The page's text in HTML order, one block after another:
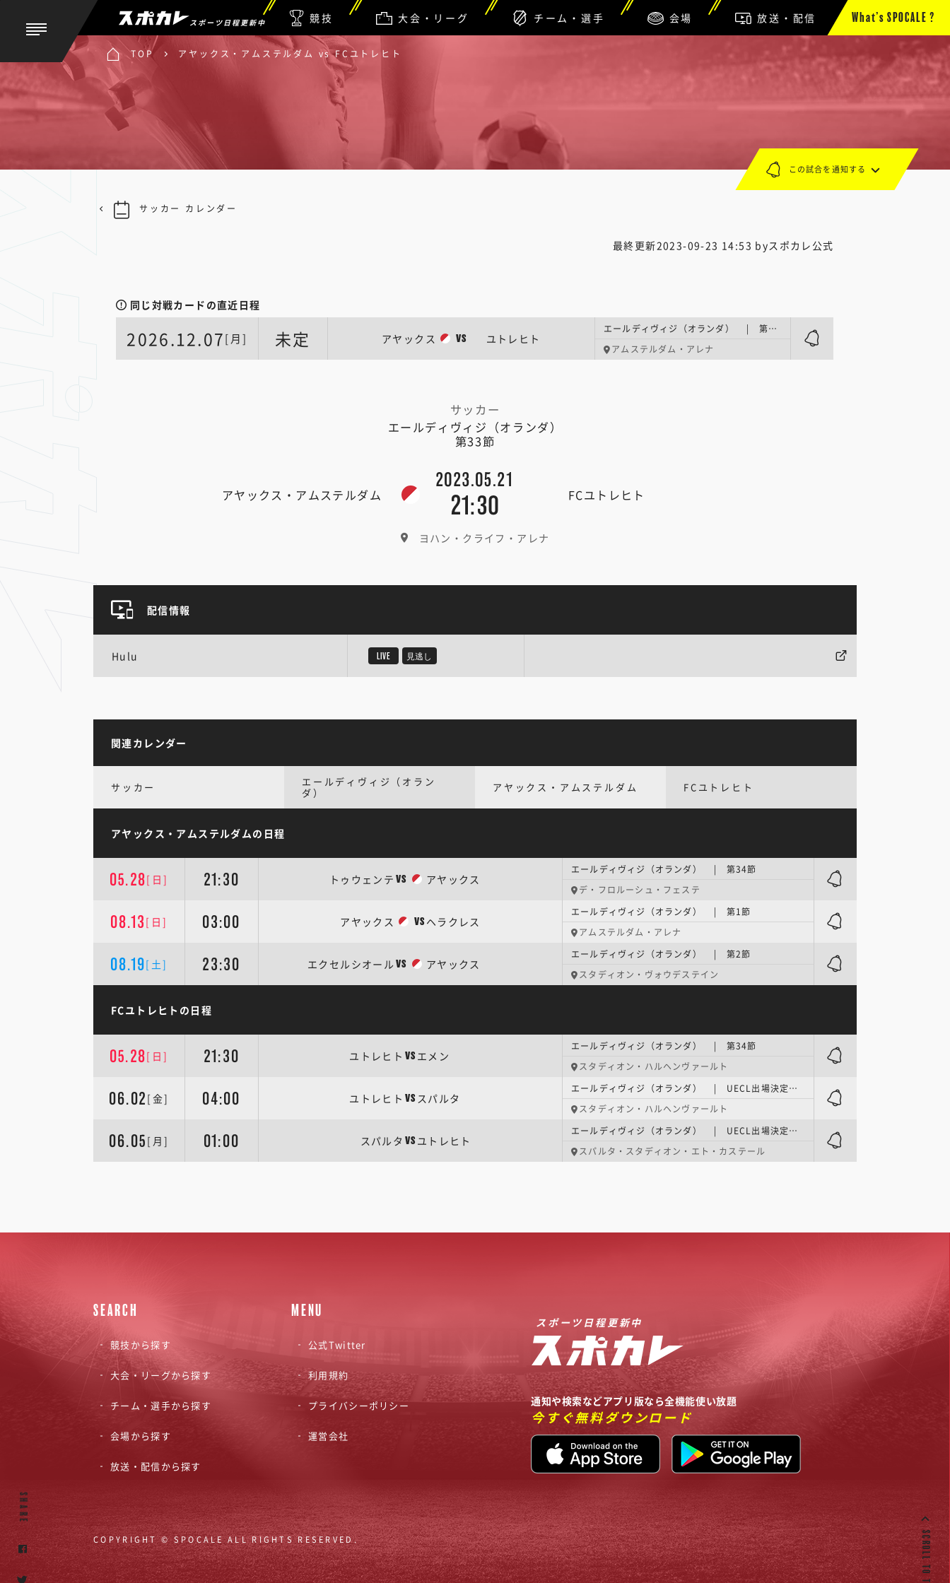
スポーツ日程更新中 競技 大会・リーグ チーム・選手 会場 放送・配信 What’s SPOCALE ?
TOP アヤックス・アムステルダム vs FCユトレヒト
最終更新2023-09-23 14:53 byスポカレ公式
同じ対戦カードの直近日程
2026.12.07[月] 未定 アヤックス VS ユトレヒト
エールディヴィジ（オランダ） | 第15節
アムステルダム・アレナ
サッカー
エールディヴィジ（オランダ）
第33節
アヤックス・アムステルダム
2023.05.21
21:30 FCユトレヒト
ヨハン・クライフ・アレナ
この試合を通知する
サッカー カレンダー
配信情報
Hulu LIVE 見逃し
関連カレンダー
サッカー
エールディヴィジ（オラン
ダ）
アヤックス・アムステルダム FCユトレヒト
アヤックス・アムステルダムの日程
05.28[日] 21:30 トゥウェンテ VS アヤックス
エールディヴィジ（オランダ） | 第34節
デ・フロルーシュ・フェステ
08.13 [日] 03:00 アヤックス VS ヘラクレス
エールディヴィジ（オランダ） | 第1節
アムステルダム・アレナ
08.19[土] 23:30 エクセルシオールVS アヤックス
エールディヴィジ（オランダ） | 第2節
スタディオン・ヴォウデステイン
FCユトレヒトの日程
05.28[日] 21:30 ユトレヒト VS エメン
エールディヴィジ（オランダ） | 第34節
スタディオン・ハルヘンヴァールト
06.02 [金] 04:00 ユトレヒト VS スパルタ
エールディヴィジ（オランダ） | UECL出場決定プレーオフ／準決勝 1stレグ
スタディオン・ハルヘンヴァールト
06.05 [月] 01:00 スパルタ VS ユトレヒト
エールディヴィジ（オランダ） | UECL出場決定プレーオフ／準決勝 2ndレグ
スパルタ・スタディオン・エト・カステール
SEARCH
競技から探す
大会・リーグから探す
チーム・選手から探す
会場から探す
放送・配信から探す
MENU
公式Twitter
利用規約
プライバシーポリシー
運営会社
スポーツ日程更新中
通知や検索などアプリ版なら全機能使い放題
今すぐ無料ダウンロード
COPYRIGHT © SPOCALE ALL RIGHTS RESERVED. SCROLL TO TOP
SHARE